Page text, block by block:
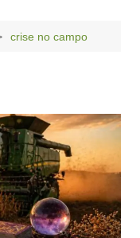
crise no campo